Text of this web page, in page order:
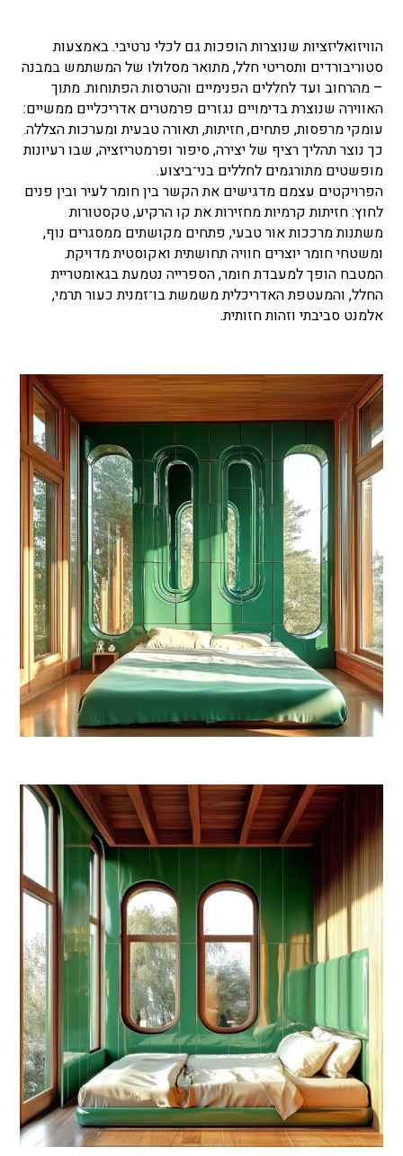
הוויזואליזציות שנוצרות הופכות גם לכלי נרטיבי. באמצעות
סטוריבורדים ותסריטי חלל, מתואר מסלולו של המשתמש במבנה
– מהרחוב ועד לחללים הפנימיים והטרסות הפתוחות. מתוך
האווירה שנוצרת בדימויים נגזרים פרמטרים אדריכליים ממשיים:
עומקי מרפסות, פתחים, חזיתות, תאורה טבעית ומערכות הצללה.
כך נוצר תהליך רציף של יצירה, סיפור ופרמטריזציה, שבו רעיונות
מופשטים מתורגמים לחללים בני־ביצוע.
הפרויקטים עצמם מדגישים את הקשר בין חומר לעיר ובין פנים
לחוץ: חזיתות קרמיות מחזירות את קו הרקיע, טקסטורות
משתנות מרככות אור טבעי, פתחים מקושתים ממסגרים נוף,
ומשטחי חומר יוצרים חוויה תחושתית ואקוסטית מדויקת.
המטבח הופך למעבדת חומר, הספרייה נטמעת בגאומטריית
החלל, והמעטפת האדריכלית משמשת בו־זמנית כעור תרמי,
אלמנט סביבתי וזהות חזותית.